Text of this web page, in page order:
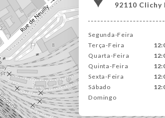
92110 Clichy
Segunda-Feira
Terça-Feira
Quarta-Feira
Quinta-Feira
Sexta-Feira
Sábado
Domingo